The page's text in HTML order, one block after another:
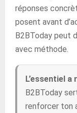
réponses
posent avant
B2BToday peut
avec méthode.
L’essentiel a
B2BToday
renforcer ton